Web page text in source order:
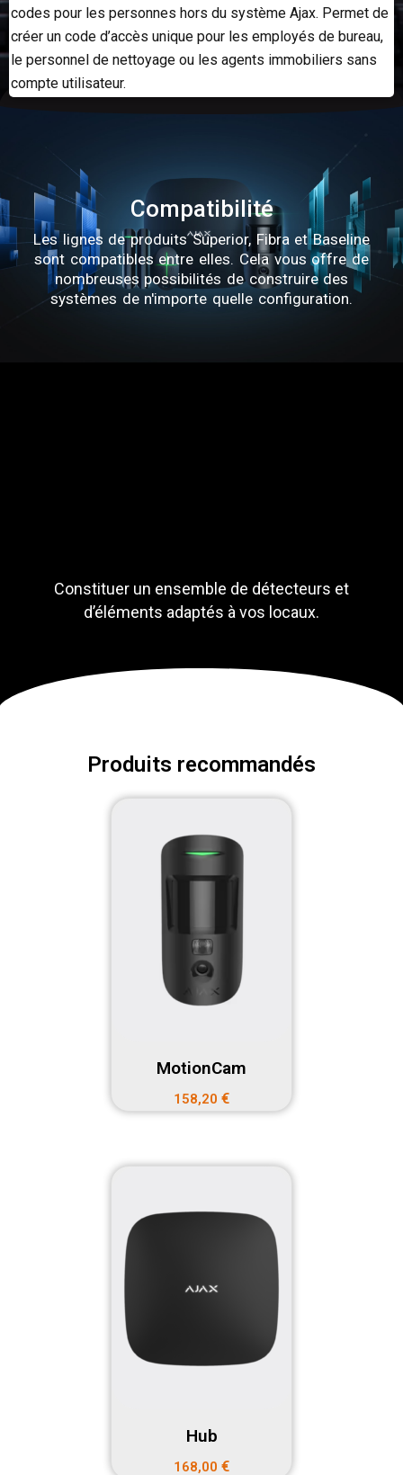
codes pour les personnes hors du système Ajax. Permet de
créer un code d’accès unique pour les employés de bureau,
le personnel de nettoyage ou les agents immobiliers sans
compte utilisateur.
Compatibilité
Les lignes de produits Superior, Fibra et Baseline
sont compatibles entre elles. Cela vous offre de
nombreuses possibilités de construire des
systèmes de n'importe quelle configuration.
Constituer un ensemble de détecteurs et
d’éléments adaptés à vos locaux.
Produits recommandés
MotionCam
158,20 €
Hub
168,00 €